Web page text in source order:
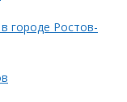
городе Ростов-